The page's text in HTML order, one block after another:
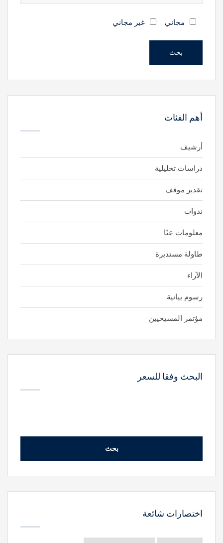
مجاني غير مجاني
بحث
أهم الفئات
أرشيف
دراسات تحليلية
تقدير موقف
ندوات
معلومات عنّا
طاولة مستديرة
الآراء
رسوم بيانية
مؤتمر المسيحيين
البحث وفقا للسعر
بحث
اختصارات شائعة